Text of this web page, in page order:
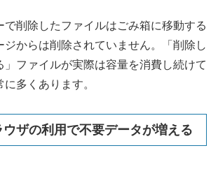
で削除したファイルはごみ箱に移動する
ジからは削除されていません。「削除し
」ファイルが実際は容量を消費し続けて
多くあります。
ザの利用で不要データが増える